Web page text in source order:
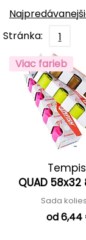
Stránka:
1
Viac farieb
QUAD 58x32
Sada
od